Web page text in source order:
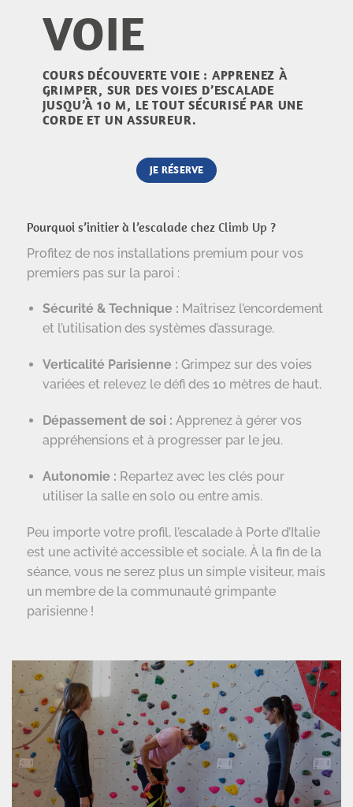
VOIE
COURS DÉCOUVERTE VOIE : APPRENEZ À
GRIMPER, SUR DES VOIES D’ESCALADE
JUSQU’À 10 M, LE TOUT SÉCURISÉ PAR UNE
CORDE ET UN ASSUREUR.
JE RÉSERVE
Pourquoi s’initier à l’escalade chez Climb Up ?
Profitez de nos installations premium pour vos
premiers pas sur la paroi :
Sécurité & Technique : Maîtrisez l’encordement
et l’utilisation des systèmes d’assurage.
Verticalité Parisienne : Grimpez sur des voies
variées et relevez le défi des 10 mètres de haut.
Dépassement de soi : Apprenez à gérer vos
appréhensions et à progresser par le jeu.
Autonomie : Repartez avec les clés pour
utiliser la salle en solo ou entre amis.
Peu importe votre profil, l’escalade à Porte d’Italie
est une activité accessible et sociale. À la fin de la
séance, vous ne serez plus un simple visiteur, mais
un membre de la communauté grimpante
parisienne !